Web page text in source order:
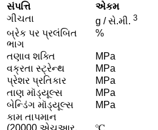
સંપત્તિ
એકમ
ગીચતા
g / સે.મી. 3
બ્રેક પર પ્રલંબિત
ભાગ
%
તણાવ શક્તિ MPa
વક્રતા સ્ટ્રેન્થ
MPa
પ્રેશર પ્રતિકાર
MPa
તાણ મૉડ્યૂલ્સ
MPa
બેન્ડિંગ મૉડ્યૂલ્સ
MPa
કામ તાપમાન
(20000 એચઆર,
℃